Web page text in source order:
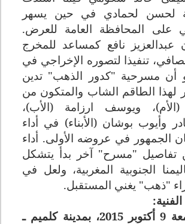
لحسن لحمادي في حين يسهر
على المحافظة العامة للعرض.
عبدالعزيز نافع كمساعد للمخرج
تنفيذا لتصوره الإخراجي في
أن مسرحية "كدور الذهب" تدين
لهذا الطاقم الشاب والمتكون من
ويوسف ارزامة (الأب)،
وأيوب بوشان (الأبناء) في أداء
الجمهور في عروضه الأولى. أداء
"مسرح" آخر بدأ يتشكل
الجنوبية المغربية، ولعل في
"ذهب" يغني المستقبل.
الجمعة 9 أكتوبر 2015، بمدينة كلميم ـ